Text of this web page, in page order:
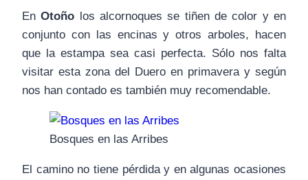
EnOtoño los alcornoques se tiñen de color y en
conjunto con las encinas y otros arboles, hacen
que la estampa sea casi perfecta. Sólo nos falta
visitar esta zona del Duero en primavera y según
nos han contado es también muy recomendable.
Bosques en las Arribes
El camino no tiene pérdida y en algunas ocasiones